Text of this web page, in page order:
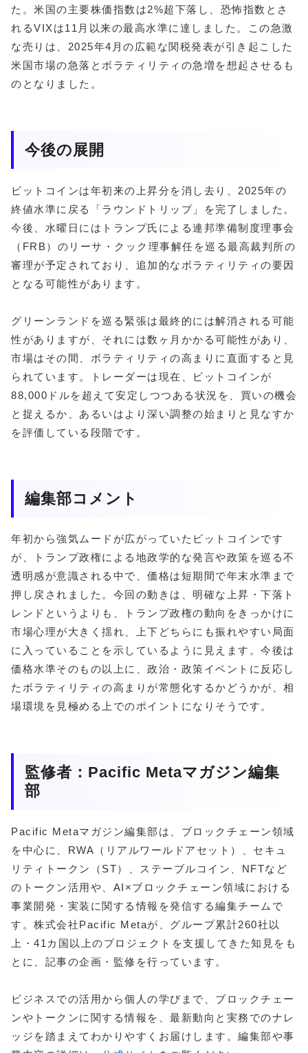
た。米国の主要株価指数は2%超下落し、恐怖指数とさ
れるVIXは11月以来の最高水準に達しました。この急激
な売りは、2025年4月の広範な関税発表が引き起こした
米国市場の急落とボラティリティの急増を想起させるも
のとなりました。
今後の展開
ビットコインは年初来の上昇分を消し去り、2025年の
終値水準に戻る「ラウンドトリップ」を完了しました。
今後、水曜日にはトランプ氏による連邦準備制度理事会
（FRB）のリーサ・クック理事解任を巡る最高裁判所の
審理が予定されており、追加的なボラティリティの要因
となる可能性があります。
グリーンランドを巡る緊張は最終的には解消される可能
性がありますが、それには数ヶ月かかる可能性があり、
市場はその間、ボラティリティの高まりに直面すると見
られています。トレーダーは現在、ビットコインが
88,000ドルを超えて安定しつつある状況を、買いの機会
と捉えるか、あるいはより深い調整の始まりと見なすか
を評価している段階です。
編集部コメント
年初から強気ムードが広がっていたビットコインです
が、トランプ政権による地政学的な発言や政策を巡る不
透明感が意識される中で、価格は短期間で年末水準まで
押し戻されました。今回の動きは、明確な上昇・下落ト
レンドというよりも、トランプ政権の動向をきっかけに
市場心理が大きく揺れ、上下どちらにも振れやすい局面
に入っていることを示しているように見えます。今後は
価格水準そのもの以上に、政治・政策イベントに反応し
たボラティリティの高まりが常態化するかどうかが、相
場環境を見極める上でのポイントになりそうです。
監修者：Pacific Metaマガジン編集
部
Pacific Metaマガジン編集部は、ブロックチェーン領域
を中心に、RWA（リアルワールドアセット）、セキュ
リティトークン（ST）、ステーブルコイン、NFTなど
のトークン活用や、AI×ブロックチェーン領域における
事業開発・実装に関する情報を発信する編集チームで
す。株式会社Pacific Metaが、グループ累計260社以
上・41カ国以上のプロジェクトを支援してきた知見をも
とに、記事の企画・監修を行っています。
ビジネスでの活用から個人の学びまで、ブロックチェー
ンやトークンに関する情報を、最新動向と実務でのナレ
ッジを踏まえてわかりやすくお届けします。編集部や事